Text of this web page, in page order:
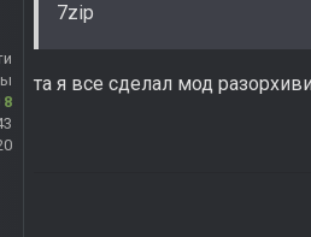
8
7zip
та я все сделал мод